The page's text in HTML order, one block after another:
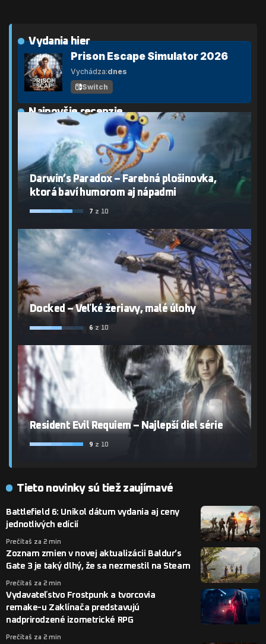
Vydania hier
Prison Escape Simulator 2026
Vychádza:dnes
Switch
Najnovšie recenzie
Darwin’s Paradox – Farebná plošinovka,
ktorá baví humorom aj nápadmi
7 z 10
Docked – Veľké žeriavy, malé úlohy
6 z 10
Resident Evil Requiem – Najlepší diel série
9 z 10
Tieto novinky sú tiež zaujímavé
Battlefield 6: Unikol dátum vydania aj ceny
jednotlivých edícií
Prečítaš za 2 min
Zoznam zmien v novej aktualizácii Baldur’s
Gate 3 je taký dlhý, že sa nezmestil na Steam
Prečítaš za 2 min
Vydavateľstvo Frostpunk a tvorcovia
remake-u Zaklínača predstavujú
nadprirodzené izometrické RPG
Prečítaš za 2 min